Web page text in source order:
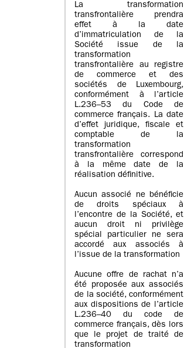
La transformation
transfrontalière prendra
effet à la date
d’immatriculation de la
Société issue de la
transformation
transfrontalière au registre
de commerce et des
sociétés de Luxembourg,
conformément à l’article
L.236–53 du Code de
commerce français. La date
d’effet juridique, fiscale et
comptable de la
transformation
transfrontalière correspond
à la même date de la
réalisation définitive.
Aucun associé ne bénéficie
de droits spéciaux à
l’encontre de la Société, et
aucun droit ni privilège
spécial particulier ne sera
accordé aux associés à
l’issue de la transformation
Aucune offre de rachat n’a
été proposée aux associés
de la société, conformément
aux dispositions de l’article
L.236–40 du code de
commerce français, dès lors
que le projet de traité de
transformation